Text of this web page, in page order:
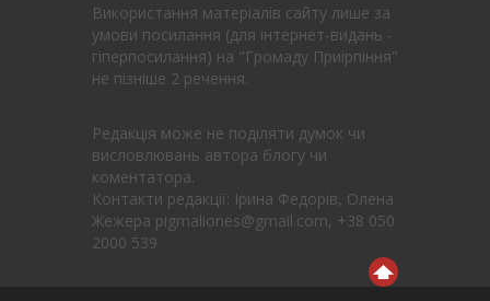
Використання матеріалів сайту лише за
умови посилання (для інтернет-видань -
гіперпосилання) на "Громаду Приірпіння"
не пізніше 2 речення.
Редакція може не поділяти думок чи
висловлювань автора блогу чи
коментатора.
Контакти редакції: Ірина Федорів, Олена
Жежера pigmaliones@gmail.com, +38 050
2000 539